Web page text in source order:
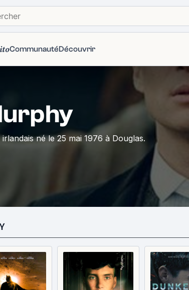
CommunautéDécouvrir
né le 25 mai 1976 à Douglas.